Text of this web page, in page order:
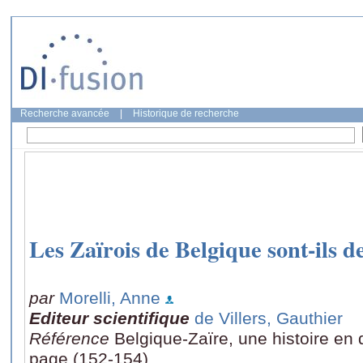
Recherche avancée Historique de recherche
Les Zaïrois de Belgique sont-ils
par Morelli, Anne
Editeur scientifique de Villers, Gauthier
Référence Belgique-Zaïre, une histoire en
page (152-154)